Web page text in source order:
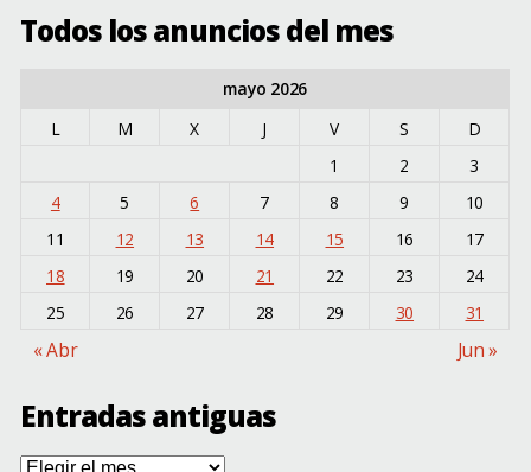
Todos los anuncios del mes
mayo 2026
L
M X J V S
D
1
2
3
4
5 6 7 8 9
10
11
12 13 14 15 16
17
18
19 20 21 22 23
24
25
26 27 28 29 30 31
« Abr Jun »
Entradas antiguas
Entradas